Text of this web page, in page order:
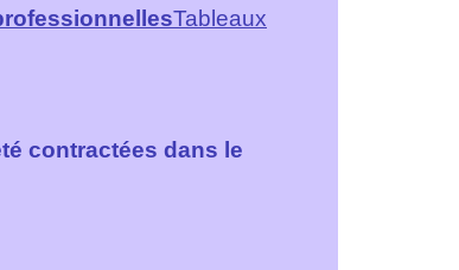
Tableaux
contractées dans le